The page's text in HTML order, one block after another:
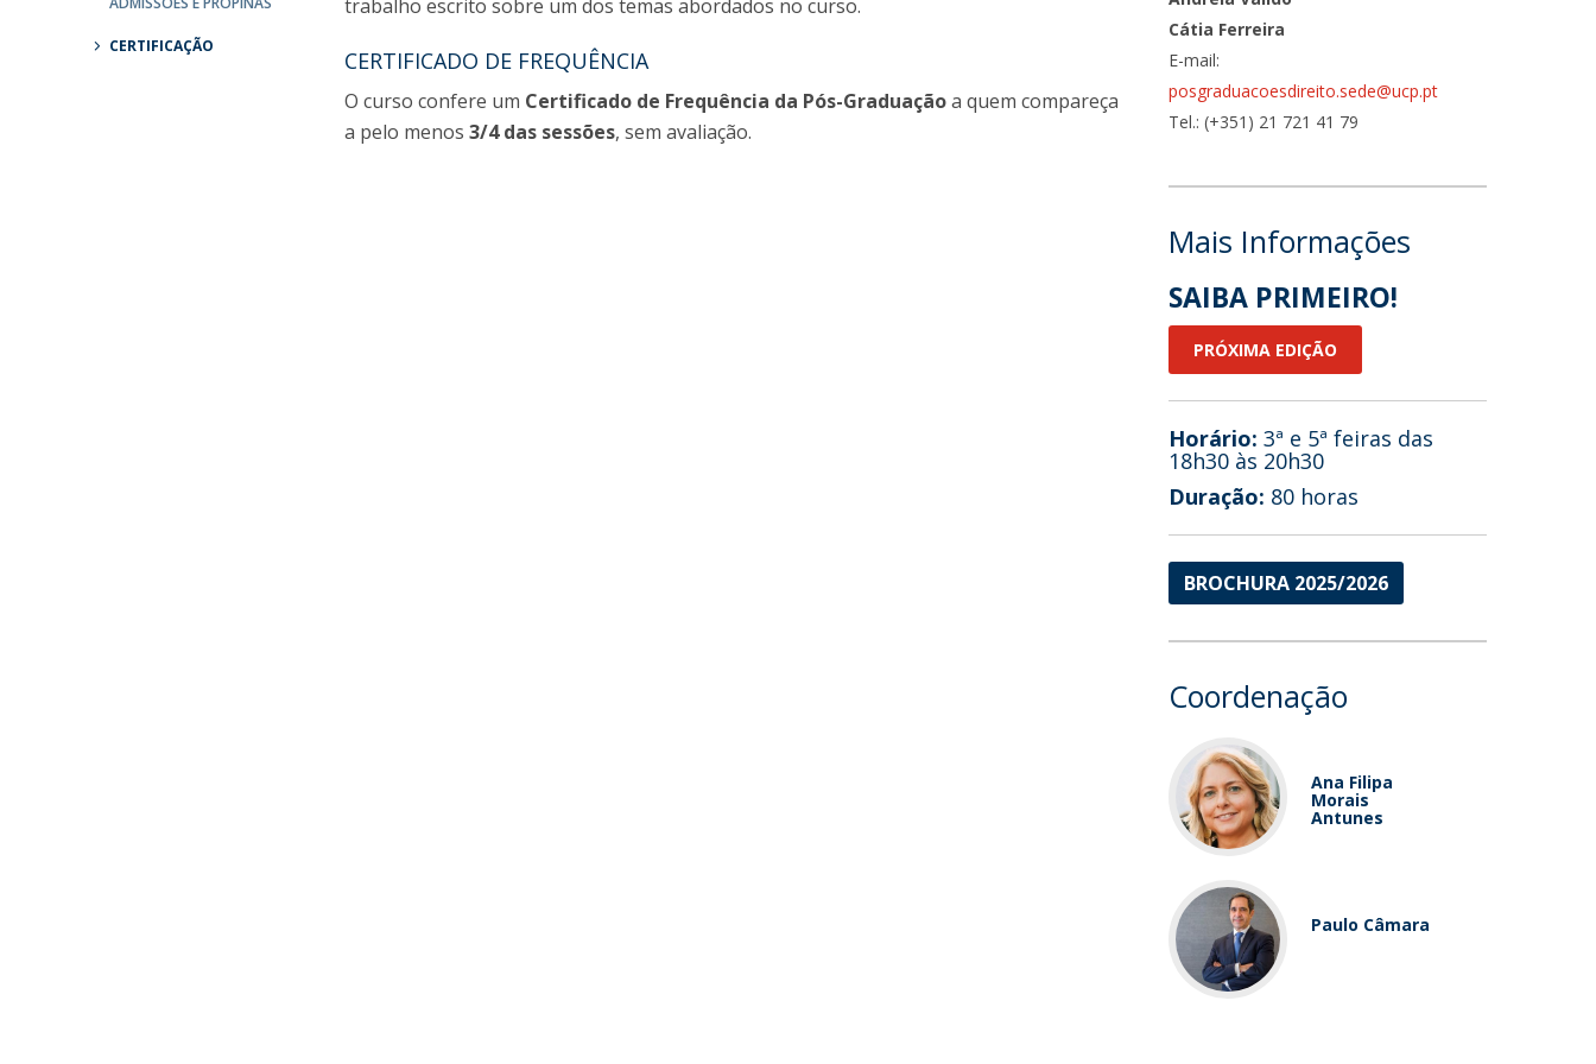
Mestrado em Direito | Forense
Master of Transnational Law
CERTIFICAÇÃO
trabalho escrito sobre um dos temas abordados no curso.
CERTIFICADO DE FREQUÊNCIA
O curso confere um Certificado de Frequência da Pós-Graduaçãoa quem compareça
a pelo menos3/4 das sessões, sem avaliação.
Cátia Ferreira
E-mail:
posgraduacoesdireito.sede@ucp.pt
Tel.: (+351) 21 721 41 79
Mais Informações
SAIBA PRIMEIRO!
PRÓXIMA EDIÇÃO
Horário: 3ª e 5ª feiras das
18h30 às 20h30
Duração: 80 horas
BROCHURA 2025/2026
Coordenação
Ana Filipa
Morais
Antunes
Paulo Câmara